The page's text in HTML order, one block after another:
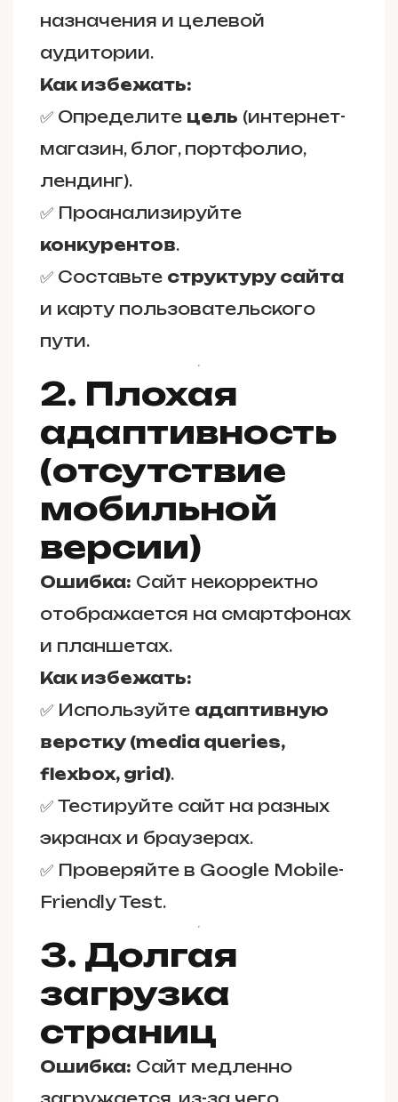
назначения и целевой
аудитории.
Как избежать:
✅ Определите цель (интернет-
магазин, блог, портфолио,
лендинг).
✅ Проанализируйте
конкурентов.
✅ Составьте структуру сайта
и карту пользовательского
пути.
2. Плохая
адаптивность
(отсутствие
мобильной
версии)
Ошибка: Сайт некорректно
отображается на смартфонах
и планшетах.
Как избежать:
✅ Используйте адаптивную
верстку (media queries,
flexbox, grid).
✅ Тестируйте сайт на разных
экранах и браузерах.
✅ Проверяйте в Google Mobile-
Friendly Test.
3. Долгая
загрузка
страниц
Ошибка: Сайт медленно